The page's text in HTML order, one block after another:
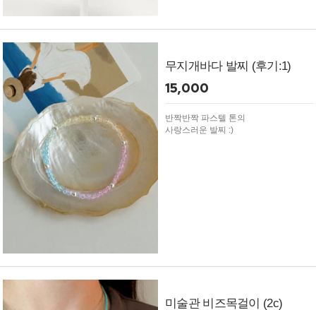
무지개바다 발찌 (후기:1)
15,000
반짝반짝 파스텔 톤의
사랑스러운 발찌 :)
미술관 비즈목걸이 (2c)